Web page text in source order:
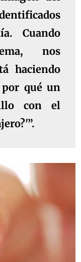
Cuando
nos
haciendo
por qué un
con el